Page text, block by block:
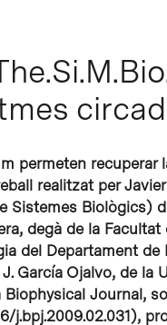
permeten recuperar
realitzat per
Sistemes Biològics)
degà de la
del Departament
García Ojalvo, de la
Biophysical Journal,
j.bpj.2009.02.031),